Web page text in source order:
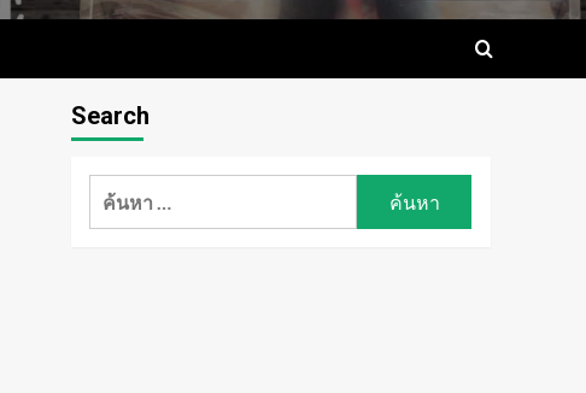
Search
ค้นหา